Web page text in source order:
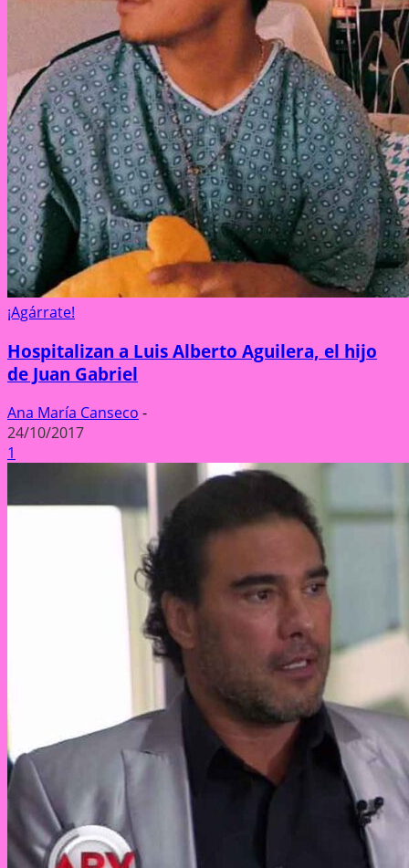
¡Agárrate!
Hospitalizan a Luis Alberto Aguilera, el hijo
de Juan Gabriel
Ana María Canseco -
24/10/2017
1